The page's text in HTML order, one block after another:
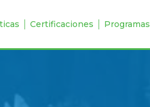
│ Certificaciones │ Programas